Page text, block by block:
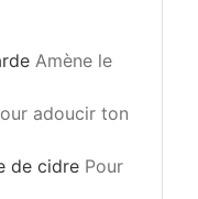
Amène le
adoucir ton
de cidre Pour